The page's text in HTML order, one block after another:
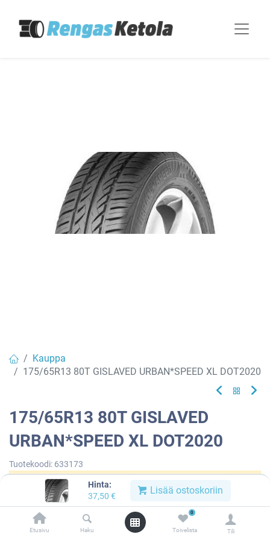
Hinta:
37,50 € Lisää ostoskoriin
Etusivu Haku
0
Toivelista Tili
Kauppa
175/65R13 80T GISLAVED URBAN*SPEED XL DOT2020
175/65R13 80T GISLAVED
URBAN*SPEED XL DOT2020
Tuotekoodi: 633173
Tällä tuotteella ei ole kelvollista yhdistelmää.
GISLAVED